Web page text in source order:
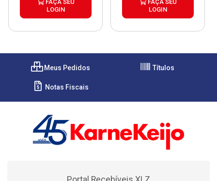
FAÇA SEU
LOGIN
FAÇA SEU
LOGIN
Meus Pedidos Títulos
Notas Fiscais